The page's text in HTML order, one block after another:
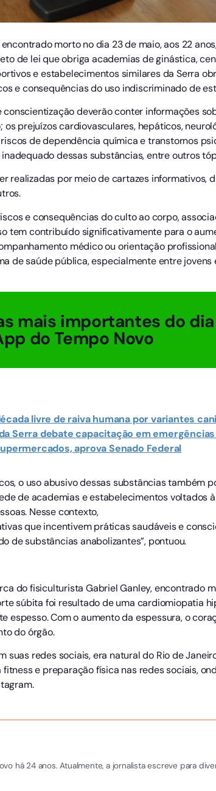
morto no dia 23 de maio, aos 22
de lei que obriga academias de ginástica,
e estabelecimentos similares da Serra
e consequências do uso indiscriminado de
deverão conter informações
prejuízos cardiovasculares, hepáticos,
de dependência química e transtornos
dessas substâncias, entre outros
realizadas por meio de cartazes informativos,
e consequências do culto ao corpo,
tem contribuído significativamente para o
médico ou orientação
de saúde pública, especialmente entre
mais importantes do
do Tempo Novo
livre de raiva humana por variantes
Serra debate capacitação em
aprova Senado Federal
o uso abusivo dessas substâncias também
de academias e estabelecimentos voltados
Nesse contexto,
que incentivem práticas saudáveis e
de substâncias anabolizantes”, pontuou.
do fisiculturista Gabriel Ganley, encontrado
súbita foi resultado de uma cardiomiopatia
espesso. Com o aumento da espessura, o
do órgão.
suas redes sociais, era natural do Rio de
e preparação física nas redes sociais,
há 24 anos. Atualmente, a jornalista escreve para